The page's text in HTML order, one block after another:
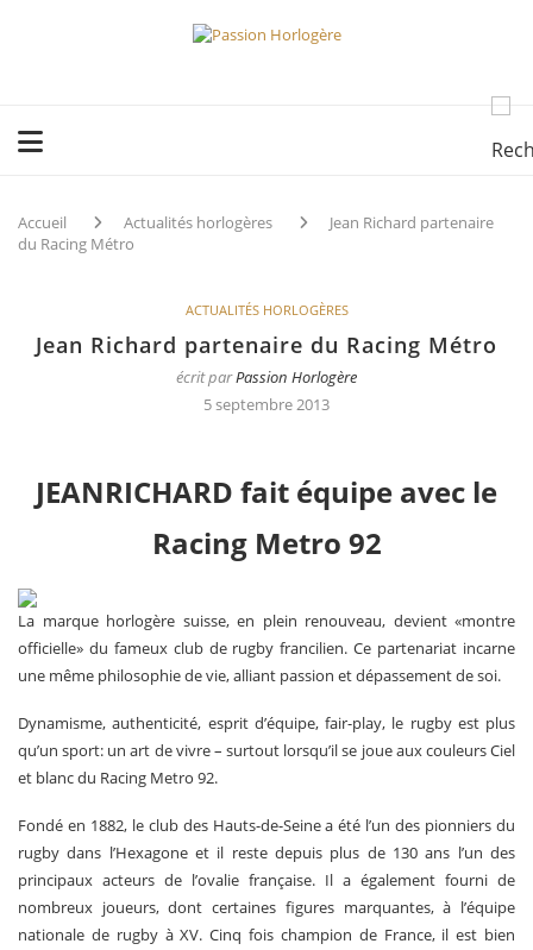
Accueil Actualités horlogères
Jean Richard partenaire
du Racing Métro
ACTUALITÉS HORLOGÈRES
Jean Richard partenaire du Racing Métro
écrit parPassion Horlogère
5 septembre 2013
JEANRICHARD fait équipe avec le
Racing Metro 92
La marque horlogère suisse, en plein renouveau, devient «montre
officielle» du fameux club de rugby francilien. Ce partenariat incarne
une même philosophie de vie, alliant passion et dépassement de soi.
Dynamisme, authenticité, esprit d’équipe, fair-play, le rugby est plus
qu’un sport: un art de vivre – surtout lorsqu’il se joue aux couleurs Ciel
et blanc du Racing Metro 92.
Fondé en 1882, le club des Hauts-de-Seine a été l’un des pionniers du
rugby dans l’Hexagone et il reste depuis plus de 130 ans l’un des
principaux acteurs de l’ovalie française. Il a également fourni de
nombreux joueurs, dont certaines figures marquantes, à l’équipe
nationale de rugby à XV. Cinq fois champion de France, il est bien